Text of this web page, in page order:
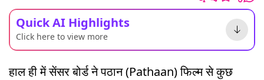
Quick AI Highlights
Click here to view more
हाल ही में सेंसर बोर्ड ने पठान (Pathaan) फिल्म से कुछ